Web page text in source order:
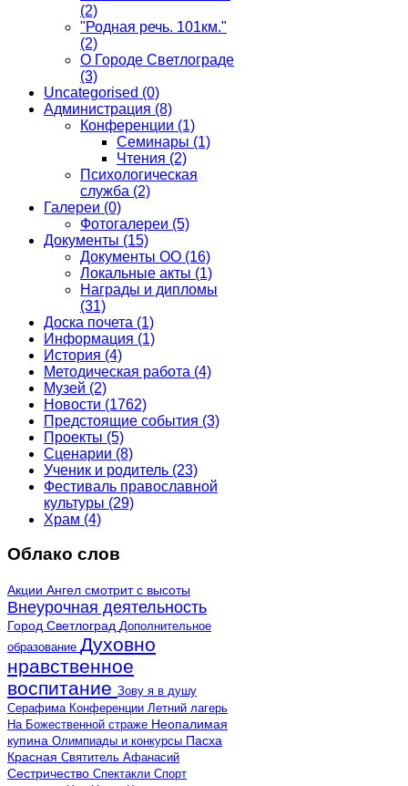
(2)
"Родная речь. 101км."
(2)
О Городе Светлограде
(3)
Uncategorised (0)
Администрация (8)
Конференции (1)
Семинары (1)
Чтения (2)
Психологическая
служба (2)
Галереи (0)
Фотогалереи (5)
Документы (15)
Документы ОО (16)
Локальные акты (1)
Награды и дипломы
(31)
Доска почета (1)
Информация (1)
История (4)
Методическая работа (4)
Музей (2)
Новости (1762)
Предстоящие события (3)
Проекты (5)
Сценарии (8)
Ученик и родитель (23)
Фестиваль православной
культуры (29)
Храм (4)
Облако слов
Акции Ангел смотрит с высоты
Внеурочная деятельность
Город Светлоград Дополнительное
образование Духовно
нравственное
воспитание Зову я в душу
Серафима Конференции Летний лагерь
На Божественной страже Неопалимая
купина Олимпиады и конкурсы Пасха
Красная Святитель Афанасий
Сестричество Спектакли Спорт